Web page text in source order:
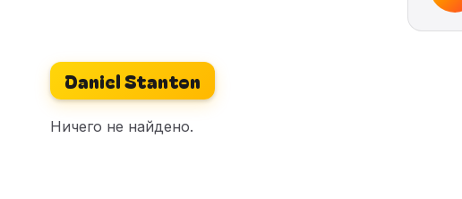
Daniel Stanton
Ничего не найдено.